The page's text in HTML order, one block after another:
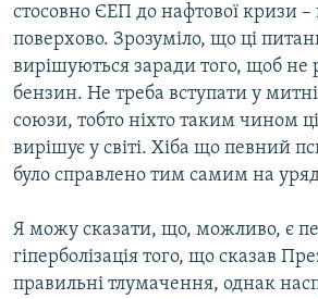
стосовно ЄЕП до нафтової кризи
поверхово. Зрозуміло, що ці
вирішуються заради того, щоб не
бензин. Не треба вступати у
союзи, тобто ніхто таким чином
вирішує у світі. Хіба що певний
було справлено тим самим на
Я можу сказати, що, можливо, є
гіперболізація того, що сказав
правильні тлумачення, однак